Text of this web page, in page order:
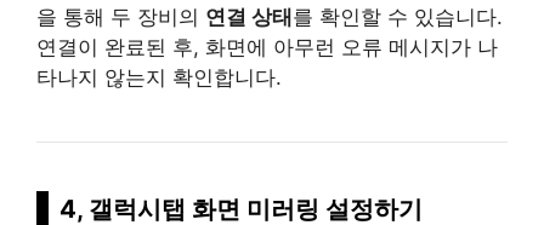
을 통해 두 장비의 연결 상태를 확인할 수 있습니다.
연결이 완료된 후, 화면에 아무런 오류 메시지가 나
타나지 않는지 확인합니다.
4, 갤럭시탭 화면 미러링 설정하기